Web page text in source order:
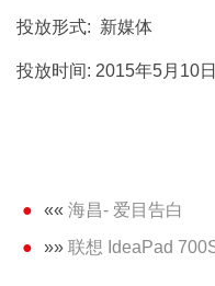
投放形式: 新媒体
投放时间: 2015年5月10日
«« 海昌- 爱目告白
»» 联想 IdeaPad